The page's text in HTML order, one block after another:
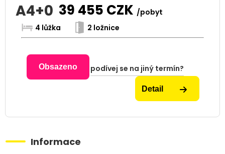
A4+0 39 455 CZK /pobyt
4 lůžka
2 ložnice
Obsazeno podívej se na jiný termín?
Detail
Informace